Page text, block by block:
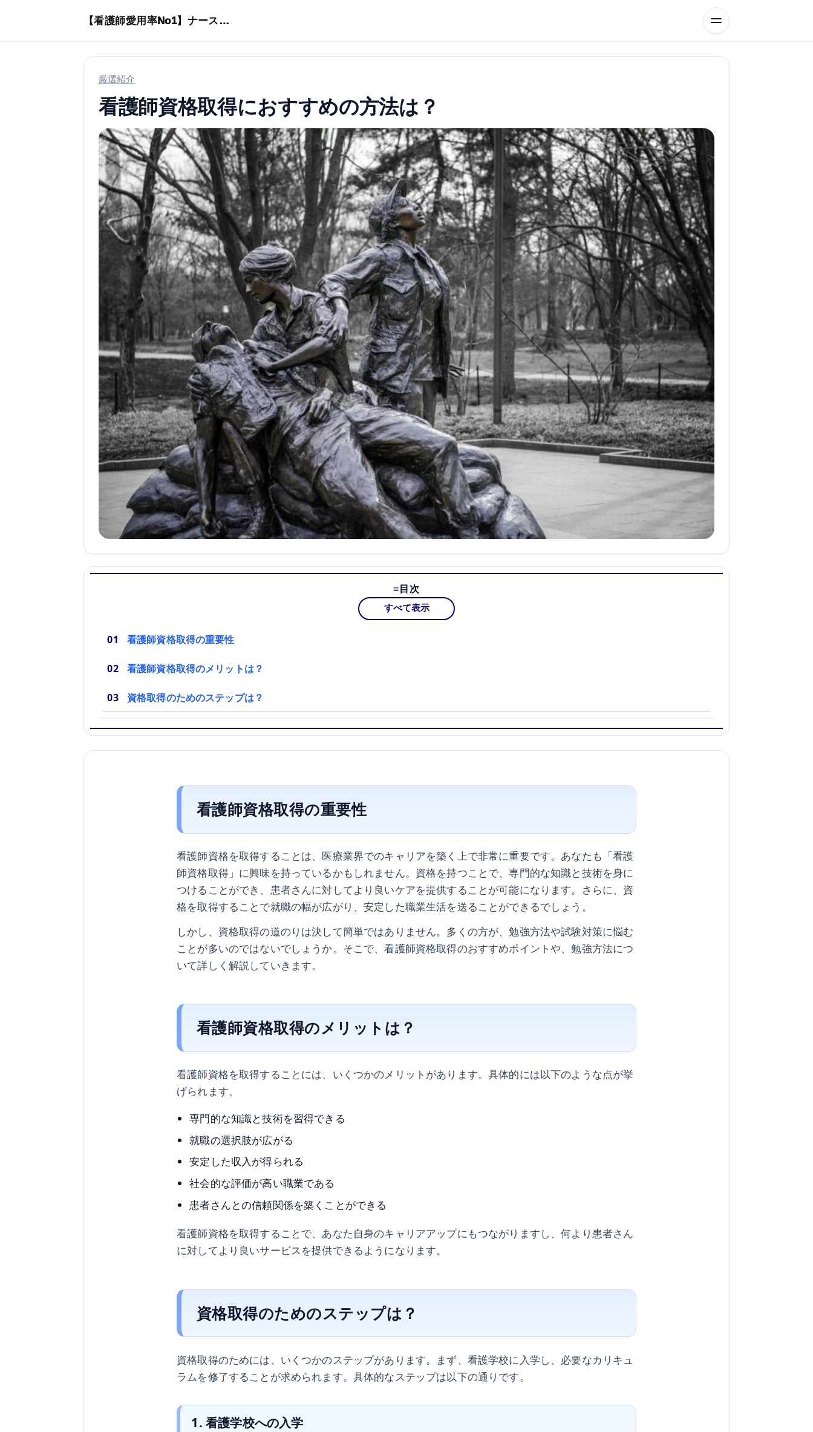
【看護師愛用率No1】ナースリーで人気の商品はコレ
厳選紹介
看護師資格取得におすすめの方法は？
目次
すべて表示
看護師資格取得の重要性
看護師資格取得のメリットは？
資格取得のためのステップは？
看護師資格取得の重要性
看護師資格を取得することは、医療業界でのキャリアを築く上で非常に重要です。あなたも「看護
師資格取得」に興味を持っているかもしれません。資格を持つことで、専門的な知識と技術を身に
つけることができ、患者さんに対してより良いケアを提供することが可能になります。さらに、資
格を取得することで就職の幅が広がり、安定した職業生活を送ることができるでしょう。
しかし、資格取得の道のりは決して簡単ではありません。多くの方が、勉強方法や試験対策に悩む
ことが多いのではないでしょうか。そこで、看護師資格取得のおすすめポイントや、勉強方法につ
いて詳しく解説していきます。
看護師資格取得のメリットは？
看護師資格を取得することには、いくつかのメリットがあります。具体的には以下のような点が挙
げられます。
専門的な知識と技術を習得できる
就職の選択肢が広がる
安定した収入が得られる
社会的な評価が高い職業である
患者さんとの信頼関係を築くことができる
看護師資格を取得することで、あなた自身のキャリアアップにもつながりますし、何より患者さん
に対してより良いサービスを提供できるようになります。
資格取得のためのステップは？
資格取得のためには、いくつかのステップがあります。まず、看護学校に入学し、必要なカリキュ
ラムを修了することが求められます。具体的なステップは以下の通りです。
1. 看護学校への入学